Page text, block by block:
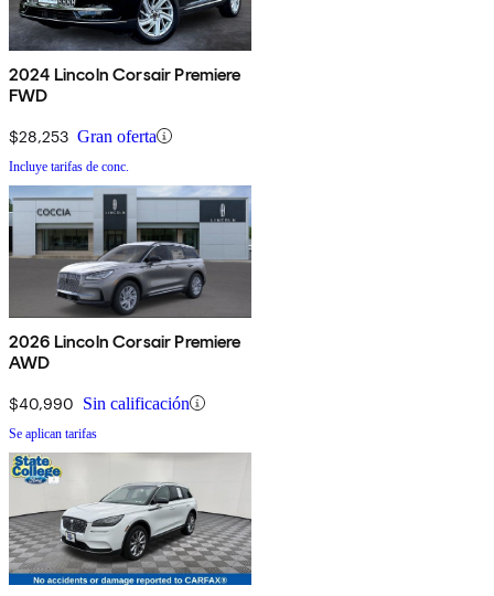
2024 Lincoln Corsair Premiere
FWD
$28,253 Gran oferta
Incluye tarifas de conc.
2026 Lincoln Corsair Premiere
AWD
$40,990 Sin calificación
Se aplican tarifas